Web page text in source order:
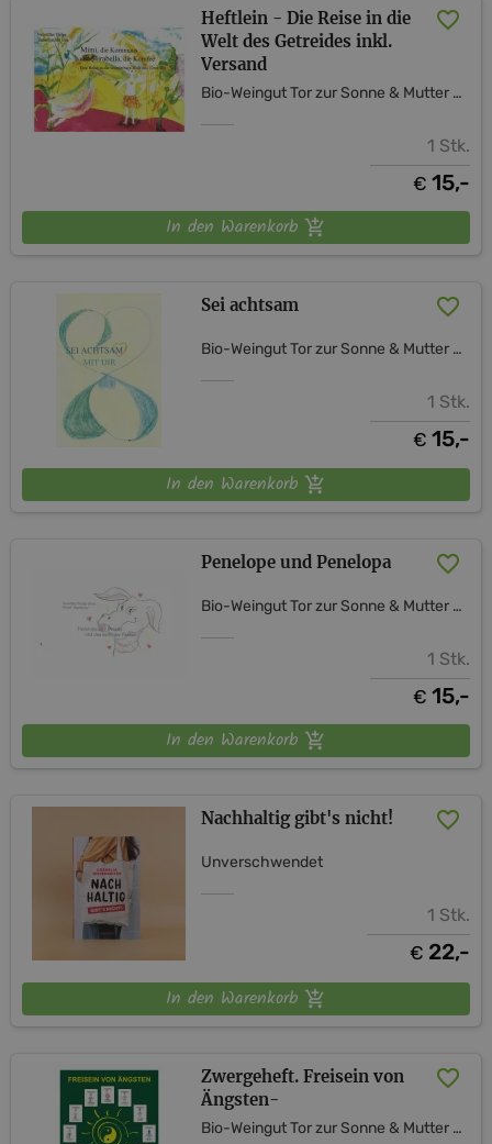
Heftlein - Die Reise in die
Welt des Getreides inkl.
Versand
Bio-Weingut Tor zur Sonne & Mutter Erde Shop
1 Stk.
€ 15,-
In den Warenkorb
Sei achtsam
Bio-Weingut Tor zur Sonne & Mutter Erde Shop
1 Stk.
€ 15,-
In den Warenkorb
Penelope und Penelopa
Bio-Weingut Tor zur Sonne & Mutter Erde Shop
1 Stk.
€ 15,-
In den Warenkorb
Nachhaltig gibt's nicht!
Unverschwendet
1 Stk.
€ 22,-
In den Warenkorb
Zwergeheft. Freisein von
Ängsten-
Bio-Weingut Tor zur Sonne & Mutter Erde Shop